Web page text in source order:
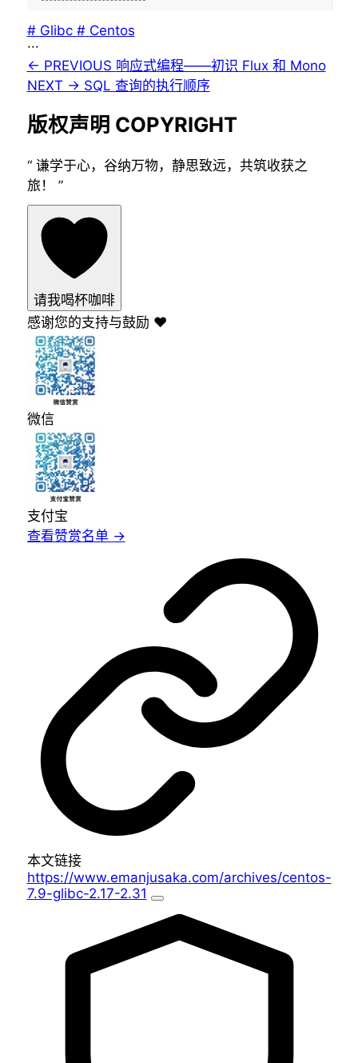
# Glibc # Centos
···
← PREVIOUS 响应式编程——初识 Flux 和 Mono
NEXT → SQL 查询的执行顺序
版权声明 COPYRIGHT
“谦学于心，谷纳万物，静思致远，共筑收获之
旅！ ”
请我喝杯咖啡
感谢您的支持与鼓励 ❤️
微信
支付宝
查看赞赏名单 →
本文链接
https://www.emanjusaka.com/archives/centos-
7.9-glibc-2.17-2.31